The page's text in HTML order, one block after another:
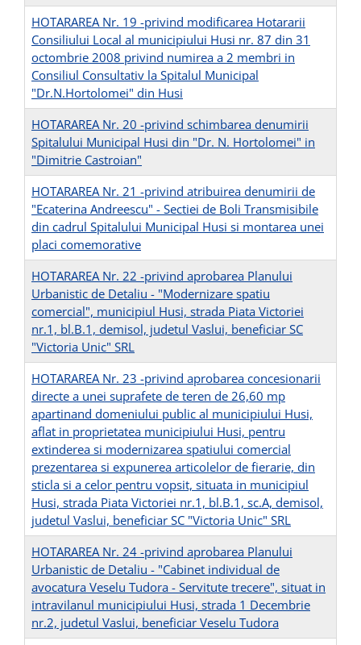
HOTARAREA Nr. 19 -privind modificarea Hotararii
Consiliului Local al municipiului Husi nr. 87 din 31
octombrie 2008 privind numirea a 2 membri in
Consiliul Consultativ la Spitalul Municipal
"Dr.N.Hortolomei" din Husi
HOTARAREA Nr. 20 -privind schimbarea denumirii
Spitalului Municipal Husi din "Dr. N. Hortolomei" in
"Dimitrie Castroian"
HOTARAREA Nr. 21 -privind atribuirea denumirii de
"Ecaterina Andreescu" - Sectiei de Boli Transmisibile
din cadrul Spitalului Municipal Husi si montarea unei
placi comemorative
HOTARAREA Nr. 22 -privind aprobarea Planului
Urbanistic de Detaliu - "Modernizare spatiu
comercial", municipiul Husi, strada Piata Victoriei
nr.1, bl.B.1, demisol, judetul Vaslui, beneficiar SC
"Victoria Unic" SRL
HOTARAREA Nr. 23 -privind aprobarea concesionarii
directe a unei suprafete de teren de 26,60 mp
apartinand domeniului public al municipiului Husi,
aflat in proprietatea municipiului Husi, pentru
extinderea si modernizarea spatiului comercial
prezentarea si expunerea articolelor de fierarie, din
sticla si a celor pentru vopsit, situata in municipiul
Husi, strada Piata Victoriei nr.1, bl.B.1, sc.A, demisol,
judetul Vaslui, beneficiar SC "Victoria Unic" SRL
HOTARAREA Nr. 24 -privind aprobarea Planului
Urbanistic de Detaliu - "Cabinet individual de
avocatura Veselu Tudora - Servitute trecere", situat in
intravilanul municipiului Husi, strada 1 Decembrie
nr.2, judetul Vaslui, beneficiar Veselu Tudora